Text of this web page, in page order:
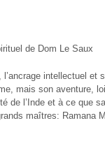
de Dom Le Saux
l’ancrage intellectuel et
mais son aventure,
de l’Inde et à ce que
maîtres: Ramana